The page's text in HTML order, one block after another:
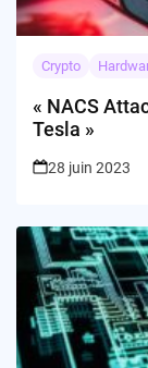
Crypto
« NACS
Tesla »
28 juin 2023